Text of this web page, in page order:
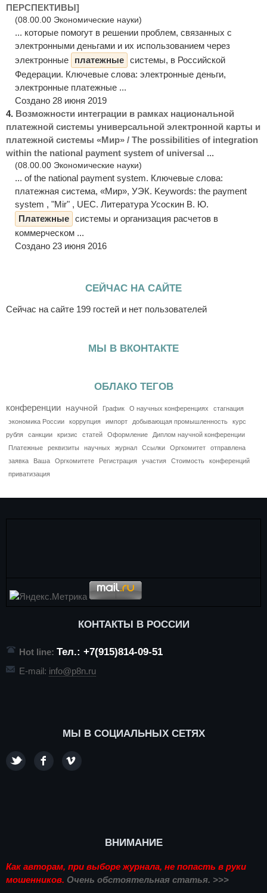
ПЕРСПЕКТИВЫ]
(08.00.00 Экономические науки)
... которые помогут в решении проблем, связанных с
электронными деньгами и их использованием через
электронные
платежные системы, в Российской
Федерации. Ключевые слова: электронные деньги,
электронные платежные ...
Создано 28 июня 2019
4. Возможности интеграции в рамках национальной
платежной системы универсальной электронной карты и
платежной системы «Мир» / The possibilities of integration
within the national payment system of universal ...
(08.00.00 Экономические науки)
... of the national payment system. Ключевые слова:
платежная система, «Мир», УЭК. Keywords: the payment
system , "Mir" , UEC. Литература Усоскин В. Ю.
Платежные системы и организация расчетов в
коммерческом ...
Создано 23 июня 2016
СЕЙЧАС НА САЙТЕ
Сейчас на сайте 199 гостей и нет пользователей
МЫ В ВКОНТАКТЕ
ОБЛАКО ТЕГОВ
конференции научной График О научных конференциях
стагнация
экономика России
коррупция импорт добывающая промышленность
курс
рубля
санкции кризис статей Оформление
Диплом научной конференции
Платежные
реквизиты научных журнал Ссылки Оргкомитет
отправлена
заявка
Ваша Оргкомитете Регистрация участия Стоимость
конференций
приватизация
КОНТАКТЫ В РОССИИ
Hot line: Тел.: +7(915)814-09-51
E-mail: info@p8n.ru
МЫ В СОЦИАЛЬНЫХ СЕТЯХ
ВНИМАНИЕ
Как авторам, при выборе журнала, не попасть в руки
мошенников. Очень обстоятельная статья. >>>